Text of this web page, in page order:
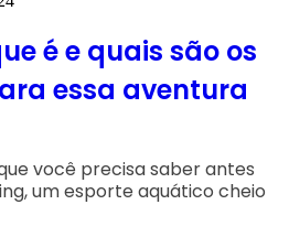
é e quais são os
essa aventura
você precisa saber antes
um esporte aquático cheio